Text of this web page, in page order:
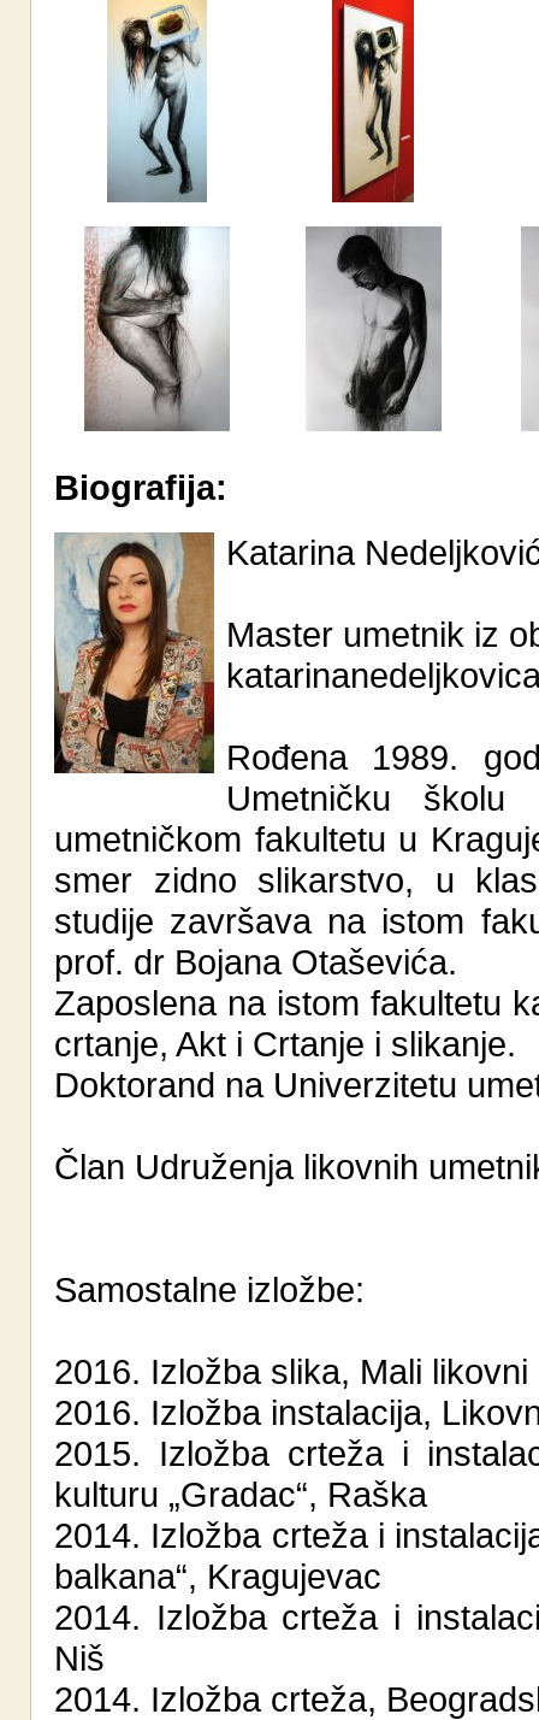
Biografija:
Katarina
Master umetnik iz
Rođena 1989.
Umetničku
umetničkom fakultetu u
smer zidno slikarstvo, u
studije završava na istom
prof. dr Bojana Otaševića.
Zaposlena na istom fakultetu
crtanje, Akt i Crtanje i slikanje.
Doktorand na Univerzitetu
Član Udruženja likovnih
Samostalne izložbe:
2016. Izložba slika, Mali
2016. Izložba instalacija,
2015. Izložba crteža i
kulturu „Gradac“, Raška
2014. Izložba crteža i
balkana“, Kragujevac
2014. Izložba crteža i
Niš
2014. Izložba crteža,